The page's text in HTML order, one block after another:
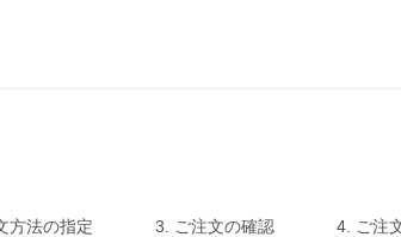
方法の指定 ご注文の確認 ご注